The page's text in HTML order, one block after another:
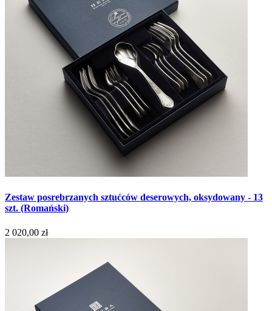
Zestaw posrebrzanych sztućców deserowych, oksydowany - 13
szt. (Romański)
2 020,00 zł